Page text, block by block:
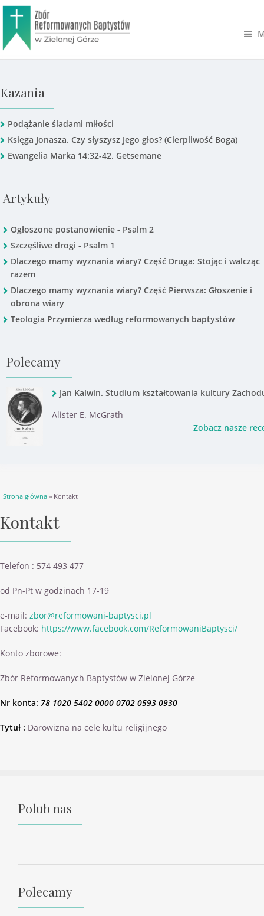
Kazania
Podążanie śladami miłości
Księga Jonasza. Czy słyszysz Jego głos? (Cierpliwość Boga)
Ewangelia Marka 14:32-42. Getsemane
Artykuły
Ogłoszone postanowienie - Psalm 2
Szczęśliwe drogi - Psalm 1
Dlaczego mamy wyznania wiary? Część Druga: Stojąc i walcząc
razem
Dlaczego mamy wyznania wiary? Część Pierwsza: Głoszenie i
obrona wiary
Teologia Przymierza według reformowanych baptystów
Polecamy
Jan Kalwin. Studium kształtowania kultury
Alister E. McGrath
Zobacz nasze
Jesteś tutaj
Strona główna » Kontakt
Kontakt
Telefon : 574 493 477
od Pn-Pt w godzinach 17-19
e-mail: zbor@reformowani-baptysci.pl
Facebook: https://www.facebook.com/ReformowaniBaptysci/
Konto zborowe:
Zbór Reformowanych Baptystów w Zielonej Górze
Nr konta: 78 1020 5402 0000 0702 0593 0930
Tytuł : Darowizna na cele kultu religijnego
Polub nas
Polecamy